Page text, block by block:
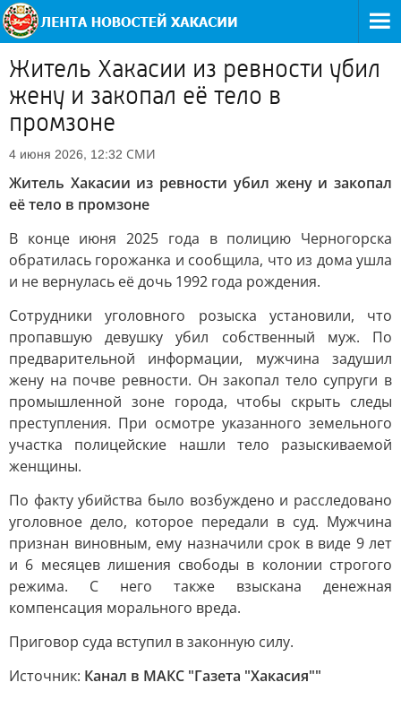
Житель Хакасии из ревности убил
жену и закопал её тело в
промзоне
4 июня 2026, 12:32 СМИ
Житель Хакасии из ревности убил жену и закопал
её тело в промзоне
В конце июня 2025 года в полицию Черногорска
обратилась горожанка и сообщила, что из дома ушла
и не вернулась её дочь 1992 года рождения.
Сотрудники уголовного розыска установили, что
пропавшую девушку убил собственный муж. По
предварительной информации, мужчина задушил
жену на почве ревности. Он закопал тело супруги в
промышленной зоне города, чтобы скрыть следы
преступления. При осмотре указанного земельного
участка полицейские нашли тело разыскиваемой
женщины.
По факту убийства было возбуждено и расследовано
уголовное дело, которое передали в суд. Мужчина
признан виновным, ему назначили срок в виде 9 лет
и 6 месяцев лишения свободы в колонии строгого
режима. С него также взыскана денежная
компенсация морального вреда.
Приговор суда вступил в законную силу.
Источник: Канал в МАКС "Газета "Хакасия""